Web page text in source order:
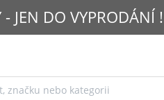
JEN DO VYPRODÁNÍ !